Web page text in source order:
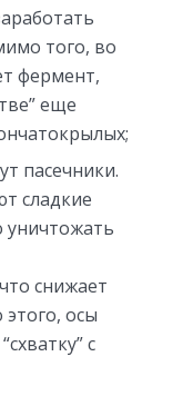
того, во
фермент,
еще
пасечники.
сладкие
уничтожать
снижает
осы
с